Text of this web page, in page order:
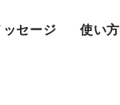
セージ 使い方